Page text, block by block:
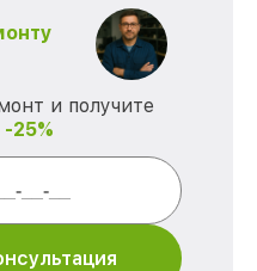
и получите
25%